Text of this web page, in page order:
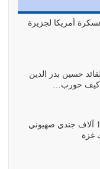
الله معرفة سيرته
القرآن على أصله
تكون نقاط الضعف
أمريكا لجزيرة
حسين بدر الدين
كيف حورب…
صحيفة هآرتس: أكثر من 10 آلاف جندي صهيوني
غزة